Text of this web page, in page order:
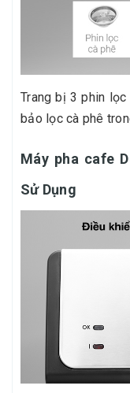
Trang bị 3 phin
bảo lọc cà phê
Máy pha cafe
Sử Dụng